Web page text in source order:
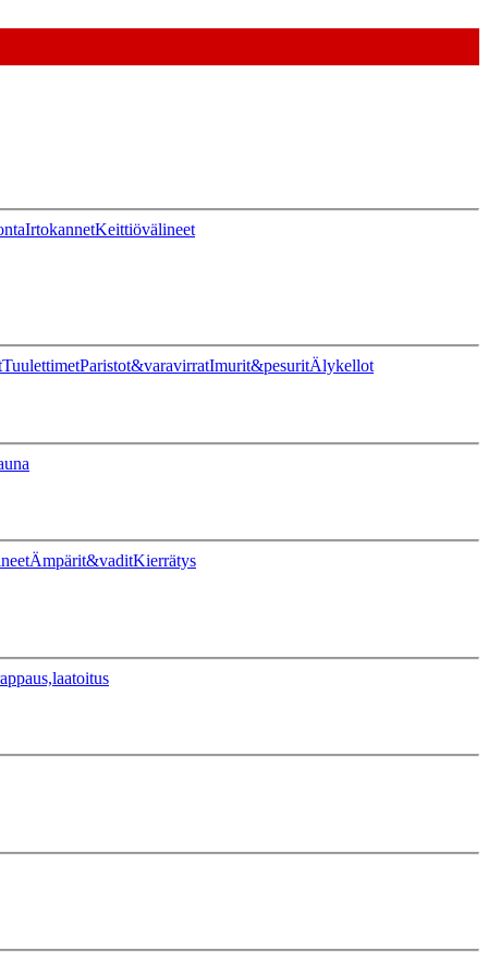
IrtokannetKeittiövälineet
TuulettimetParistot&varavirratImurit&pesuritÄlykellot
Ämpärit&vaditKierrätys